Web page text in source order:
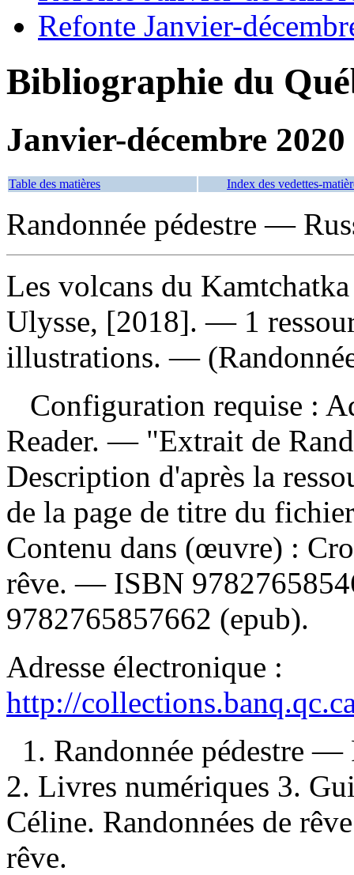
Refonte Janvier-
Bibliographie du
Janvier-décembre 2020
Table des matières Index des vedettes-
Randonnée pédestre —
Les volcans du
Ulysse, [2018]. — 1
illustrations. —
Configuration requise :
Reader. — "Extrait de
Description d'après la
de la page de titre du
Contenu dans (œuvre) :
rêve. — ISBN
9782765857662 (epub).
Adresse électronique :
http://
1. Randonnée pédestre
2. Livres numériques 3.
Céline. Randonnées de
rêve.